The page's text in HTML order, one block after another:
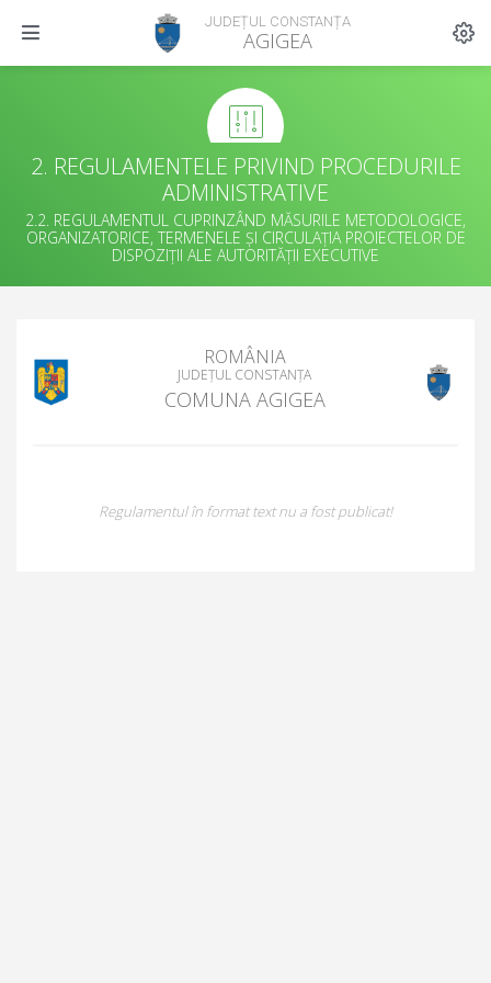
JUDEȚUL CONSTANȚA
AGIGEA
2. REGULAMENTELE PRIVIND PROCEDURILE
ADMINISTRATIVE
2.2. REGULAMENTUL CUPRINZÂND MĂSURILE METODOLOGICE,
ORGANIZATORICE, TERMENELE ȘI CIRCULAȚIA PROIECTELOR DE
DISPOZIȚII ALE AUTORITĂȚII EXECUTIVE
ROMÂNIA
JUDEȚUL CONSTANȚA
COMUNA AGIGEA
Regulamentul în format text nu a fost publicat!